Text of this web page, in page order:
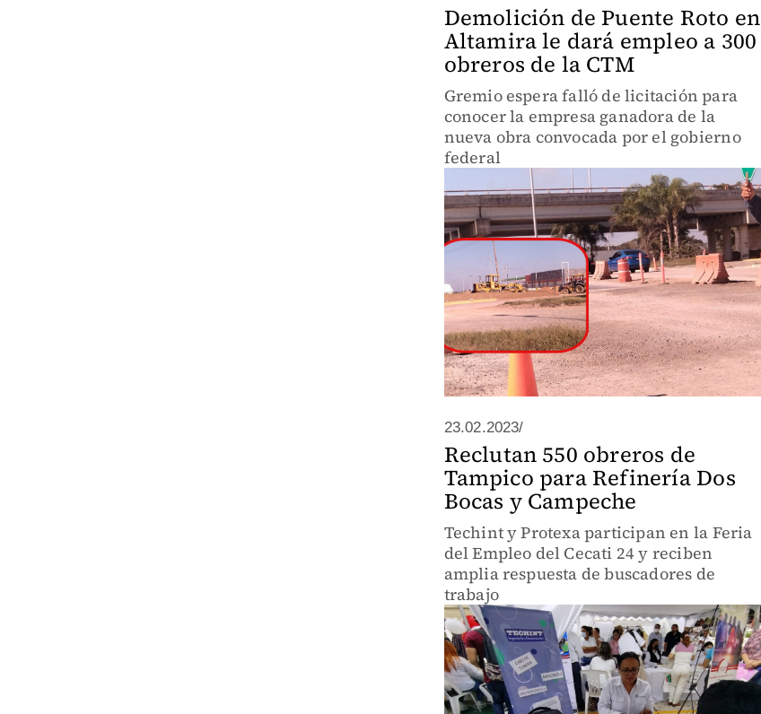
Demolición de Puente Roto en
Altamira le dará empleo a 300
obreros de la CTM
Gremio espera falló de licitación para
conocer la empresa ganadora de la
nueva obra convocada por el gobierno
federal
23.02.2023/
Reclutan 550 obreros de
Tampico para Refinería Dos
Bocas y Campeche
Techint y Protexa participan en la Feria
del Empleo del Cecati 24 y reciben
amplia respuesta de buscadores de
trabajo